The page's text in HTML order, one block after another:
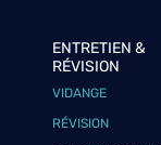
ENTRETIEN &
RÉVISION
VIDANGE
RÉVISION